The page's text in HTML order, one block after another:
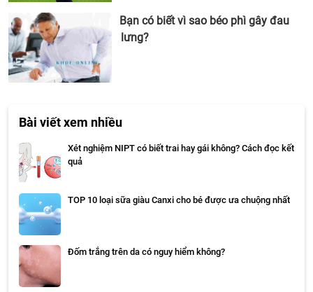
Bạn có biết vì sao béo phì gây đau
lưng?
Bài viết xem nhiều
Xét nghiệm NIPT có biết trai hay gái không? Cách đọc kết
quả
TOP 10 loại sữa giàu Canxi cho bé được ưa chuộng nhất
Đốm trắng trên da có nguy hiểm không?